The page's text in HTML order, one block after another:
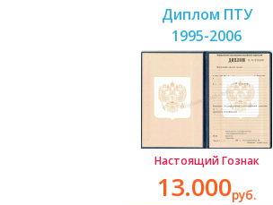
Диплом ПТУ
1995-2006
Настоящий Гознак
13.000руб.